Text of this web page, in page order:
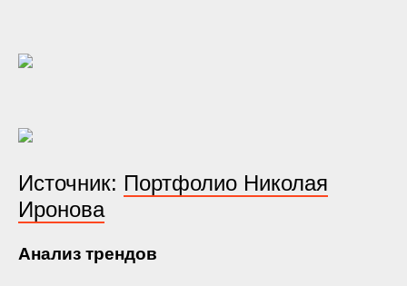
Источник: Портфолио Николая
Иронова
Анализ трендов